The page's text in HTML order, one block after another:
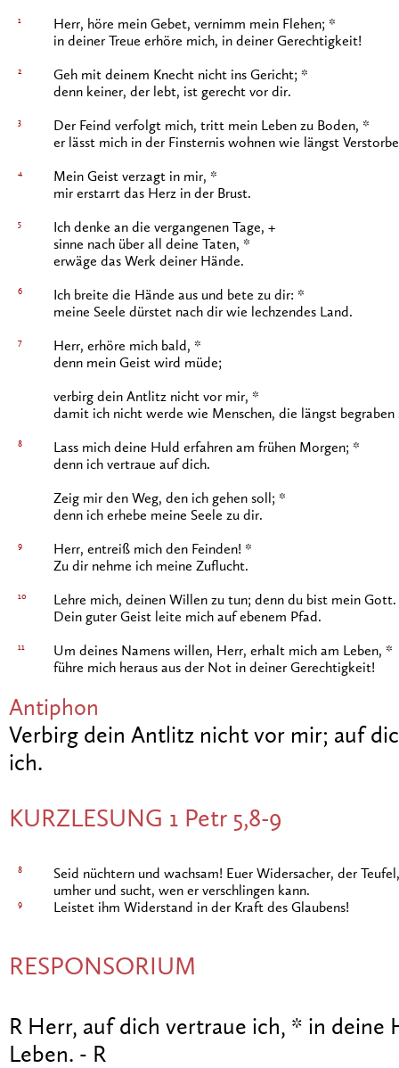
1
Herr, höre mein Gebet, vernimm mein Flehen; *
in deiner Treue erhöre mich, in deiner Gerechtigkeit!
2
Geh mit deinem Knecht nicht ins Gericht; *
denn keiner, der lebt, ist gerecht vor dir.
3
Der Feind verfolgt mich, tritt mein Leben zu Boden, *
er lässt mich in der Finsternis wohnen wie längst
4
Mein Geist verzagt in mir, *
mir erstarrt das Herz in der Brust.
5
Ich denke an die vergangenen Tage, +
sinne nach über all deine Taten, *
erwäge das Werk deiner Hände.
6
Ich breite die Hände aus und bete zu dir: *
meine Seele dürstet nach dir wie lechzendes Land.
7
Herr, erhöre mich bald, *
denn mein Geist wird müde;
verbirg dein Antlitz nicht vor mir, *
damit ich nicht werde wie Menschen, die längst begraben
8
Lass mich deine Huld erfahren am frühen Morgen; *
denn ich vertraue auf dich.
Zeig mir den Weg, den ich gehen soll; *
denn ich erhebe meine Seele zu dir.
9
Herr, entreiß mich den Feinden! *
Zu dir nehme ich meine Zuflucht.
10
Lehre mich, deinen Willen zu tun; denn du bist mein
Dein guter Geist leite mich auf ebenem Pfad.
11
Um deines Namens willen, Herr, erhalt mich am Leben, *
führe mich heraus aus der Not in deiner Gerechtigkeit!
Antiphon
Verbirg dein Antlitz nicht vor mir; auf
ich.
KURZLESUNG 1 Petr 5,8-9
8
Seid nüchtern und wachsam! Euer Widersacher, der
umher und sucht, wen er verschlingen kann.
9 Leistet ihm Widerstand in der Kraft des Glaubens!
RESPONSORIUM
R Herr, auf dich vertraue ich, * in deine
Leben. - R